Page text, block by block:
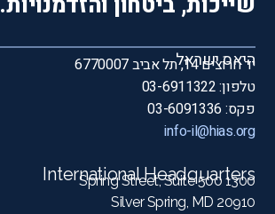
היאס ישראל
יד חרוצים 14, תל אביב 6770007
טלפון: 03-6911322
פקס: 03-6091336
info-il@hias.org
International Headquarters
1300 Spring Street, Suite 500
Silver Spring, MD 20910